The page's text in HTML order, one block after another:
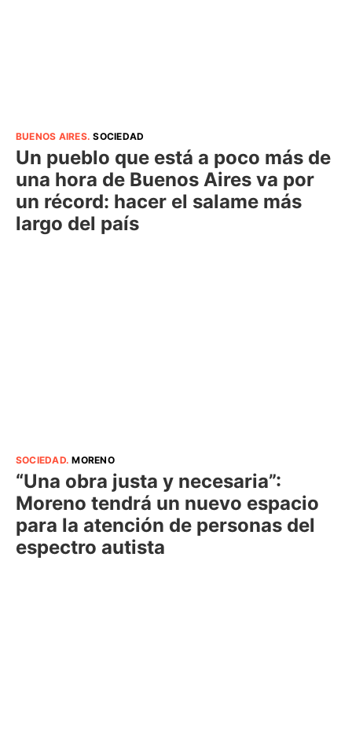
BUENOS AIRES.SOCIEDAD
Un pueblo que está a poco más de
una hora de Buenos Aires va por
un récord: hacer el salame más
largo del país
SOCIEDAD.MORENO
“Una obra justa y necesaria”:
Moreno tendrá un nuevo espacio
para la atención de personas del
espectro autista